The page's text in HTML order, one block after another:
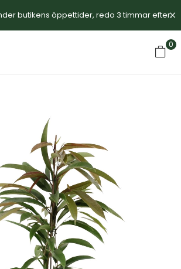
butikens öppettider, redo 3 timmar efter.
0